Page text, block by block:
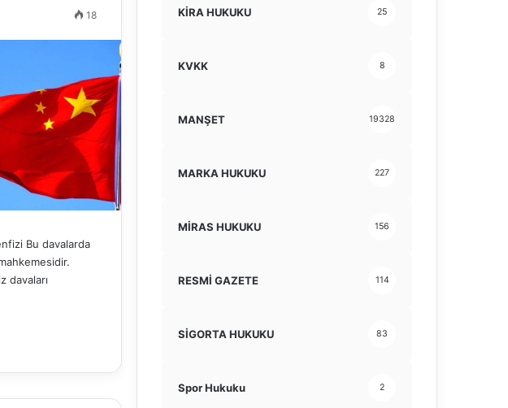
18
Bu davalarda
davaları
KİRA HUKUKU 25
KVKK 8
MANŞET 19328
MARKA HUKUKU 227
MİRAS HUKUKU 156
RESMİ GAZETE 114
SİGORTA HUKUKU 83
Spor Hukuku 2